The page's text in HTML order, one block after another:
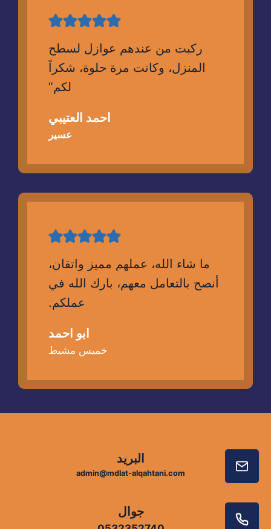
ركبت من عندهم عوازل لسطح
المنزل، وكانت مرة حلوة، شكراً
لكم”
احمد العتيبي
عسير
ما شاء الله، عملهم مميز واتقان،
أنصح بالتعامل معهم، بارك الله في
عملكم.
ابو احمد
خميس مشيط
البريد
admin@mdlat-alqahtani.com
جوال